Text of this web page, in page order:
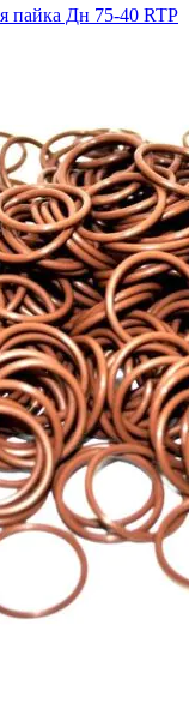
пайка Дн 75-40 RTP